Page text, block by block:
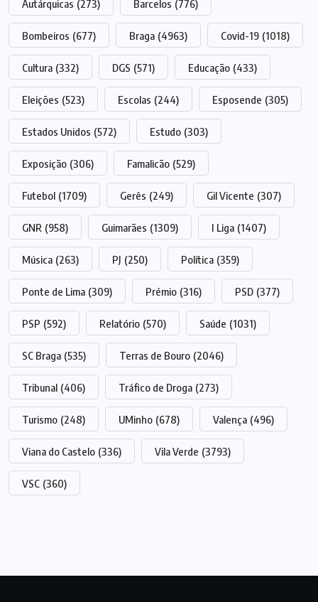
Autárquicas (273) Barcelos (776)
Bombeiros (677) Braga (4963) Covid-19 (1018)
Cultura (332) DGS (571) Educação (433)
Eleições (523) Escolas (244) Esposende (305)
Estados Unidos (572) Estudo (303)
Exposição (306) Famalicão (529)
Futebol (1709) Gerês (249) Gil Vicente (307)
GNR (958) Guimarães (1309) I Liga (1407)
Música (263) PJ (250) Política (359)
Ponte de Lima (309) Prémio (316) PSD (377)
PSP (592) Relatório (570) Saúde (1031)
SC Braga (535) Terras de Bouro (2046)
Tribunal (406) Tráfico de Droga (273)
Turismo (248) UMinho (678) Valença (496)
Viana do Castelo (336) Vila Verde (3793)
VSC (360)